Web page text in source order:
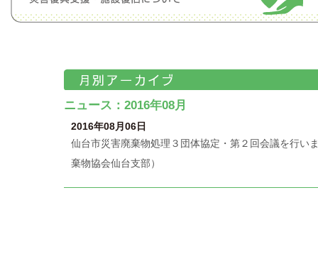
ニュース：2016年08月
2016年08月06日
仙台市災害廃棄物処理３団体協定・第２回会議を行い
棄物協会仙台支部）